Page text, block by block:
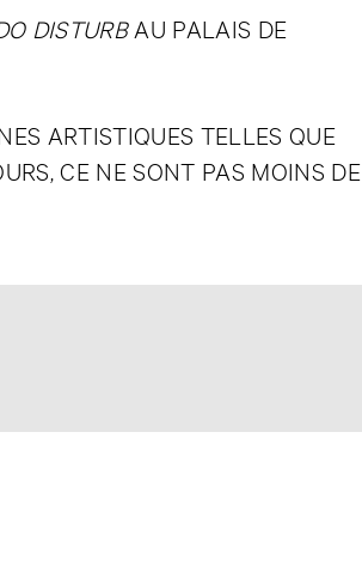
DISTURBAU PALAIS DE
ARTISTIQUES TELLES QUE
CE NE SONT PAS MOINS DE